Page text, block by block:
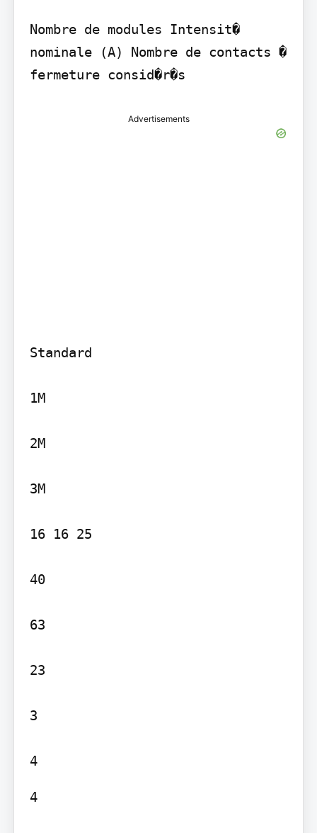
Nombre de modules Intensit�
nominale (A) Nombre de contacts �
fermeture consid�r�s
Advertisements
Standard
1M
2M
3M
16 16 25
40
63
23
3
4
4